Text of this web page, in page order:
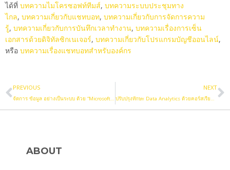
ได้ที่ บทความไมโครซอฟท์ทีมส์, บทความระบบประชุมทาง
ไกล, บทความเกี่ยวกับแชทบอท, บทความเกี่ยวกับการจัดการความ
รู้, บทความเกี่ยวกับการบันทึกเวลาทำงาน, บทความเรื่องการเซ็น
เอกสารด้วยดิจิทัลซิกเนเจอร์, บทความเกี่ยวกับโปรแกรมบัญชีออนไลน์,
หรือ บทความเรื่องแชทบอทสำหรับองค์กร
PREVIOUS
จัดการ ข้อมูล อย่างเป็นระบบ ด้วย “Microsoft Excel”
NEXT
ปรับปรุงทักษะ Data Analytics ด้วยคอร์สเรียน PowerBI
ABOUT